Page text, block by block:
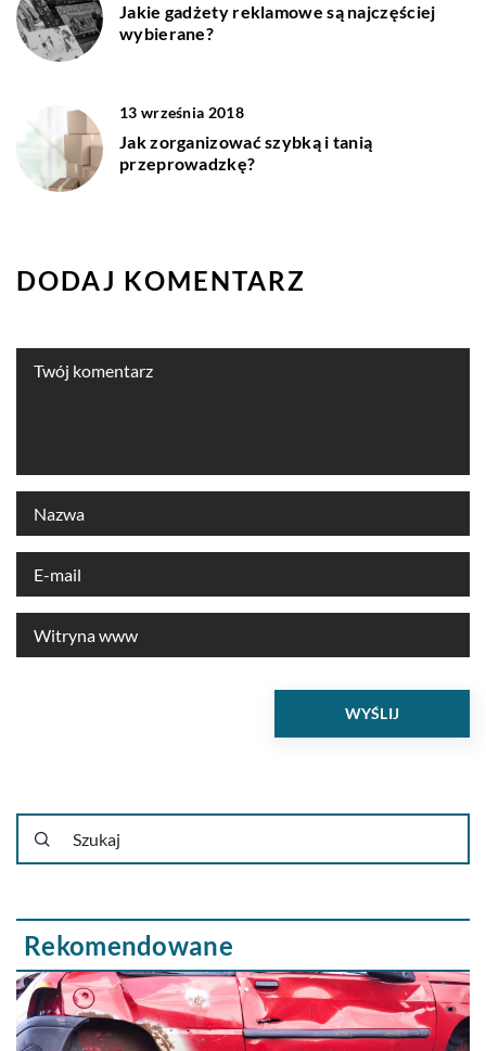
Jakie gadżety reklamowe są najczęściej
wybierane?
13 września 2018
Jak zorganizować szybką i tanią
przeprowadzkę?
DODAJ KOMENTARZ
Rekomendowane